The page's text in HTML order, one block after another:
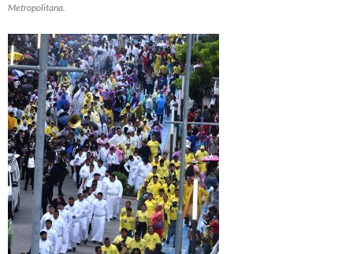
Metropolitana.